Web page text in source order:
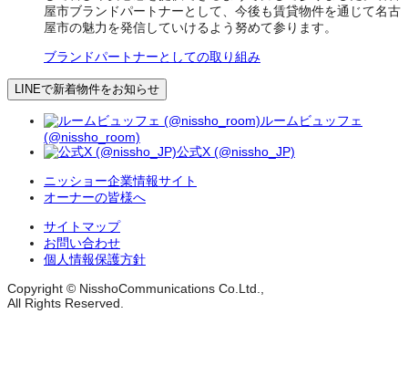
屋市ブランドパートナーとして、今後も賃貸物件を通じて名古
屋市の魅力を発信していけるよう努めて参ります。
ブランドパートナーとしての取り組み
LINEで新着物件をお知らせ
ルームビュッフェ
(@nissho_room)
公式X (@nissho_JP)
ニッショー企業情報サイト
オーナーの皆様へ
サイトマップ
お問い合わせ
個人情報保護方針
Copyright © NisshoCommunications Co.Ltd.,
All Rights Reserved.